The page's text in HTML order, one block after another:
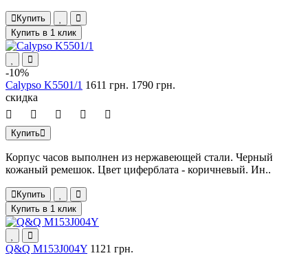
Купить
Купить в 1 клик
-10%
Calypso K5501/1 1611 грн. 1790 грн.
скидка
Купить
Корпус часов выполнен из нержавеющей стали. Черный
кожаный ремешок. Цвет циферблата - коричневый. Ин..
Купить
Купить в 1 клик
Q&Q M153J004Y 1121 грн.